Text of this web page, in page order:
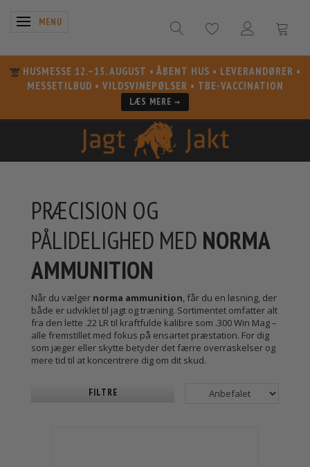
SKIFTE NAVIGATION
MENU
HUSMESSE 12.–13. AUGUST • ÅBENT HUS • LEVERANDØRER •
MESSETILBUD • VILDSVINEPØLSER • TBE-VACCINATION
LÆS MERE →
PRÆCISION OG
PÅLIDELIGHED MED NORMA
AMMUNITION
Når du vælger norma ammunition, får du en løsning, der
både er udviklet til jagt og træning. Sortimentet omfatter alt
fra den lette .22 LR til kraftfulde kalibre som .300 Win Mag –
alle fremstillet med fokus på ensartet præstation. For dig
som jæger eller skytte betyder det færre overraskelser og
mere tid til at koncentrere dig om dit skud.
FILTRE